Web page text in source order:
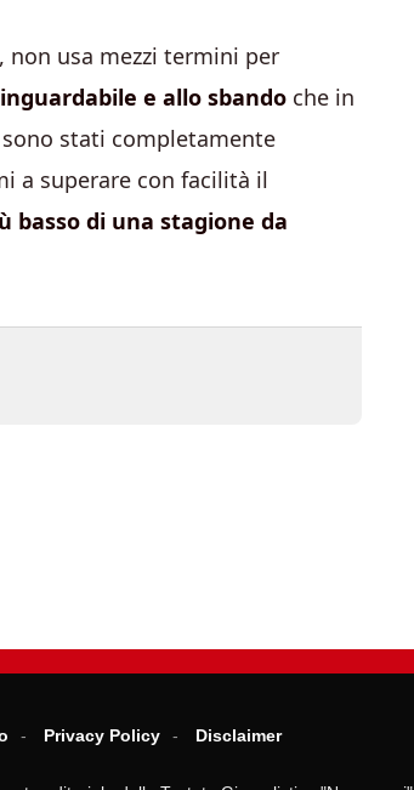
non usa mezzi termini per
e allo sbando che in
stati completamente
a superare con facilità il
basso di una stagione da
Privacy Policy Disclaimer